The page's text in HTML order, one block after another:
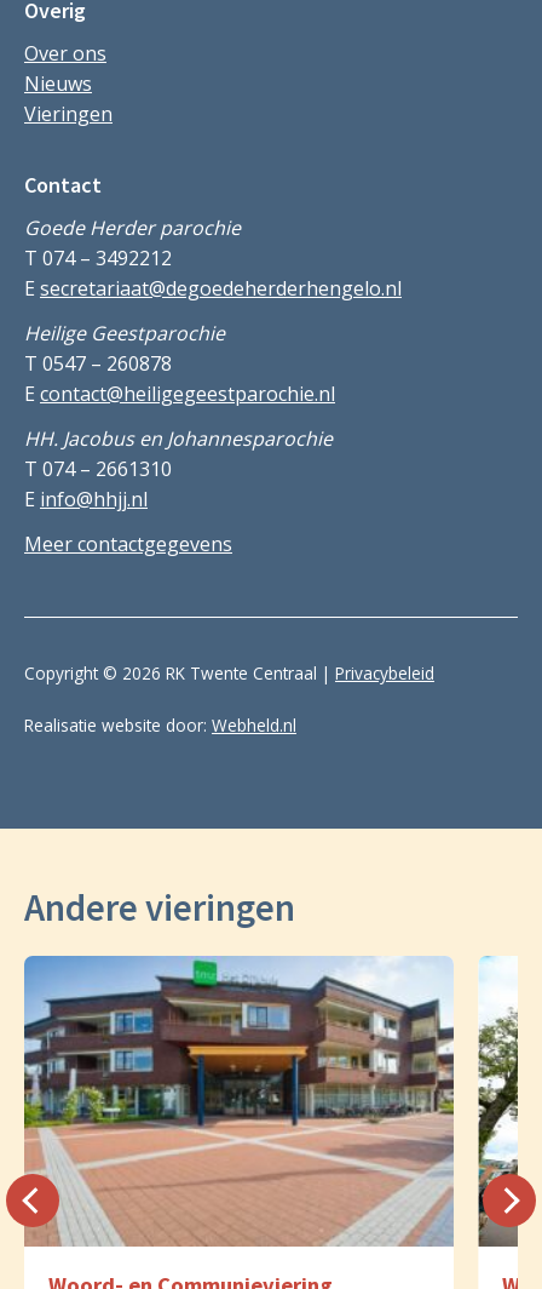
Overig
Over ons
Nieuws
Vieringen
Contact
Goede Herder parochie
T 074 – 3492212
E secretariaat@degoedeherderhengelo.nl
Heilige Geestparochie
T 0547 – 260878
E contact@heiligegeestparochie.nl
HH. Jacobus en Johannesparochie
T 074 – 2661310
E info@hhjj.nl
Meer contactgegevens
Copyright © 2026 RK Twente Centraal | Privacybeleid
Realisatie website door: Webheld.nl
Andere vieringen